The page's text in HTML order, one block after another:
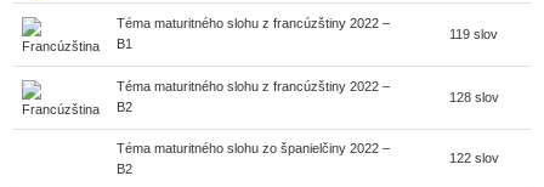
Téma maturitného slohu z francúzštiny 2022 –
B1
119 slov
Téma maturitného slohu z francúzštiny 2022 –
B2
128 slov
Téma maturitného slohu zo španielčiny 2022 –
B2
122 slov